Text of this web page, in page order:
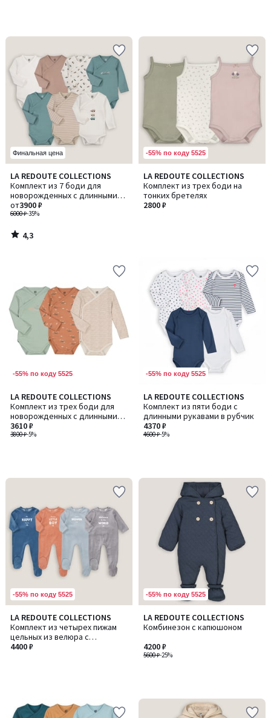
Финальная цена
LA REDOUTE COLLECTIONS
Комплект из 7 боди для
новорожденных с длинными
рукавами
6000 ₽-35%
от3900 ₽
4,3
/ 5
4,3
/
-55% по коду 5525
LA REDOUTE COLLECTIONS
Комплект из трех боди на
тонких бретелях
2800 ₽
-55% по коду 5525
LA REDOUTE COLLECTIONS
Комплект из трех боди для
новорожденных с длинными
рукавами
3800 ₽-5%
3610 ₽
-55% по коду 5525
LA REDOUTE COLLECTIONS
Комплект из пяти боди с
длинными рукавами в рубчик
4600 ₽-5%
4370 ₽
-55% по коду 5525
LA REDOUTE COLLECTIONS
Комплект из четырех пижам
цельных из велюра с
надписью
4400 ₽
-55% по коду 5525
LA REDOUTE COLLECTIONS
Комбинезон с капюшоном
5600 ₽-25%
4200 ₽